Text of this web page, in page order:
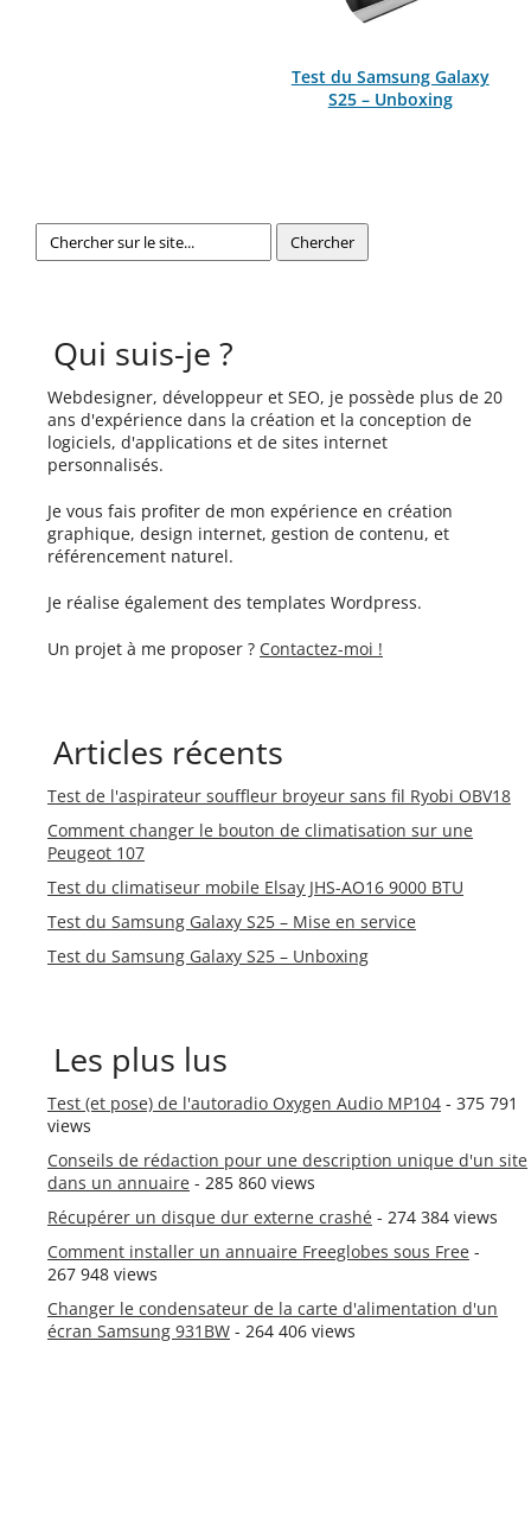
Test du Samsung Galaxy
S25 – Unboxing
Qui suis-je ?
Webdesigner, développeur et SEO, je possède plus de 20
ans d'expérience dans la création et la conception de
logiciels, d'applications et de sites internet
personnalisés.
Je vous fais profiter de mon expérience en création
graphique, design internet, gestion de contenu, et
référencement naturel.
Je réalise également des templates Wordpress.
Un projet à me proposer ? Contactez-moi !
Articles récents
Test de l'aspirateur souffleur broyeur sans fil Ryobi OBV18
Comment changer le bouton de climatisation sur une
Peugeot 107
Test du climatiseur mobile Elsay JHS-AO16 9000 BTU
Test du Samsung Galaxy S25 – Mise en service
Test du Samsung Galaxy S25 – Unboxing
Les plus lus
Test (et pose) de l'autoradio Oxygen Audio MP104 - 375 791
views
Conseils de rédaction pour une description unique d'un site
dans un annuaire - 285 860 views
Récupérer un disque dur externe crashé - 274 384 views
Comment installer un annuaire Freeglobes sous Free -
267 948 views
Changer le condensateur de la carte d'alimentation d'un
écran Samsung 931BW - 264 406 views